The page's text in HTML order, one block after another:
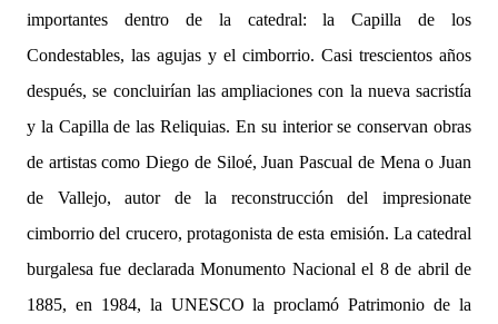
importantes dentro de la catedral: la Capilla de los
Condestables, las agujas y el cimborrio. Casi trescientos años
después, se concluirían las ampliaciones con la nueva sacristía
y la Capilla de las Reliquias. En su interior se conservan obras
de artistas como Diego de Siloé, Juan Pascual de Mena o Juan
de Vallejo, autor de la reconstrucción del impresionate
cimborrio del crucero, protagonista de esta emisión. La catedral
burgalesa fue declarada Monumento Nacional el 8 de abril de
1885, en 1984, la UNESCO la proclamó Patrimonio de la